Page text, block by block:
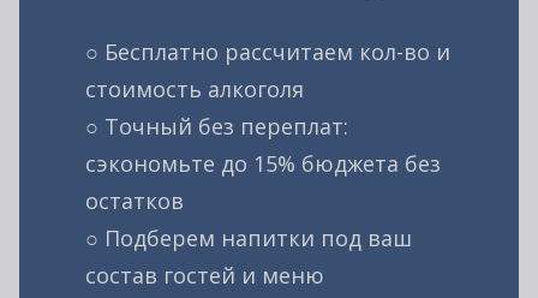
○ Бесплатно рассчитаем кол-во и
стоимость алкоголя
○ Точный без переплат:
сэкономьте до 15% бюджета без
остатков
○ Подберем напитки под ваш
состав гостей и меню